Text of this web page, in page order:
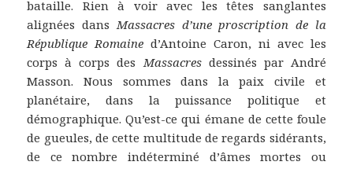
bataille. Rien à voir avec les têtes sanglantes
alignées dans Massacres d’une proscription de la
République Romaine d’Antoine Caron, ni avec les
corps à corps des Massacresdessinés par André
Masson. Nous sommes dans la paix civile et
planétaire, dans la puissance politique et
démographique. Qu’est-ce qui émane de cette foule
de gueules, de cette multitude de regards sidérants,
de ce nombre indéterminé d’âmes mortes ou